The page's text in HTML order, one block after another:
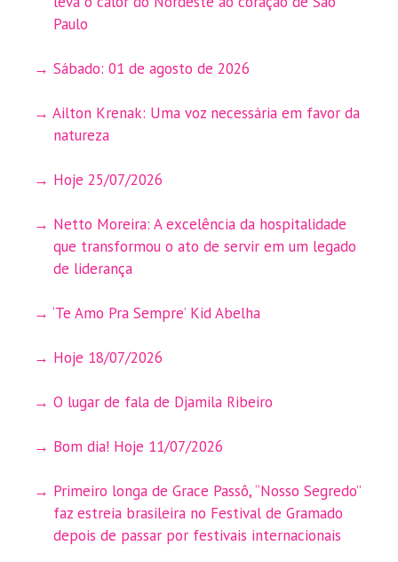
Paulo
Sábado: 01 de agosto de 2026
Ailton Krenak: Uma voz necessária em favor da
natureza
Hoje 25/07/2026
Netto Moreira: A excelência da hospitalidade
que transformou o ato de servir em um legado
de liderança
‘Te Amo Pra Sempre’ Kid Abelha
Hoje 18/07/2026
O lugar de fala de Djamila Ribeiro
Bom dia! Hoje 11/07/2026
Primeiro longa de Grace Passô, “Nosso Segredo”
faz estreia brasileira no Festival de Gramado
depois de passar por festivais internacionais